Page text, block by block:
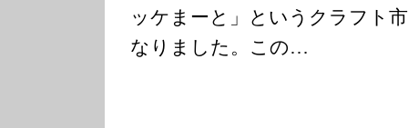
ッケまーと」というクラフト
なりました。この…